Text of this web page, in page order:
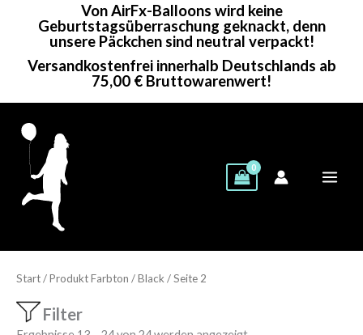
Von AirFx-Balloons wird keine
Geburtstagsüberraschung geknackt, denn
unsere Päckchen sind neutral verpackt!
Versandkostenfrei innerhalb Deutschlands ab
75,00 € Bruttowarenwert!
Start/ Produkt Farbton /Black/ Seite 2
Filter